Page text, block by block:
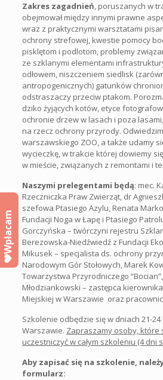
Zakres zagadnień, poruszanych w
obejmował między innymi prawne
wraz z praktycznymi warsztatami
ochrony strefowej, kwestie pomocy
pisklętom i podlotom, problemy
ze szklanymi elementami
odłowem, niszczeniem siedlisk
antropogenicznych) gatunków
odstraszaczy przeciw ptakom.
dziko żyjących kotów, etyce
ochronie drzew w lasach i poza
na rzecz ochrony przyrody.
warszawskiego ZOO, a także udamy
wycieczkę, w trakcie której dowiemy
w mieście, związanych z remontami i
Naszymi prelegentami będą: mec.
Rzeczniczka Praw Zwierząt, dr
szefowa Ptasiego Azylu, Renata
Fundacji Noga w Łapę i Ptasiego
Gorczyńska – twórczyni rejestru
Berezowska-Niedźwiedź z Fundacji
Mikusek – specjalista ds. ochrony
Narodowym Gór Stołowych, Marek
Towarzystwa Przyrodniczego
Młodziankowski – zastępca
Miejskiej w Warszawie oraz
Szkolenie odbędzie się w dniach 21-
Warszawie. Zapraszamy osoby, które
uczestniczyć w całym szkoleniu (4 dni
Aby zapisać się na szkolenie,
formularz:
Wpłacam